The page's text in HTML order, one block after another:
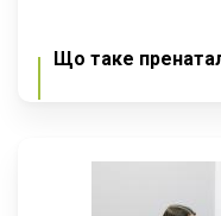
Що таке